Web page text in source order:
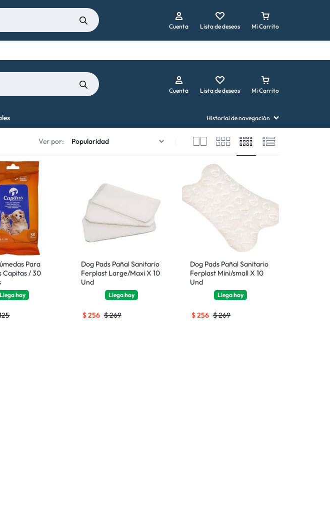
Cuenta Lista de deseos Mi Carrito
Historial de navegación
Cuenta Lista de deseos Mi Carrito
Ver por:
Para
Capitas / 30
Llegahoy
Dog Pads Pañal Sanitario
Ferplast Large/Maxi X 10
Und
Llegahoy
$269
$256
Dog Pads Pañal Sanitario
Ferplast Mini/small X 10
Und
Llegahoy
$269
$256